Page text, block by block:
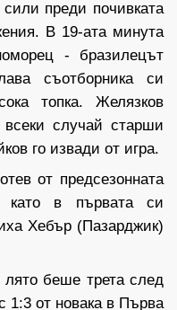
преди почивката
В 19-ата минута
- бразилецът
съотборника си
топка. Желязков
случай старши
го извади от игра.
от предсезонната
като в първата си
Хебър (Пазарджик)
лято беше трета след
1:3 от новака в Първа